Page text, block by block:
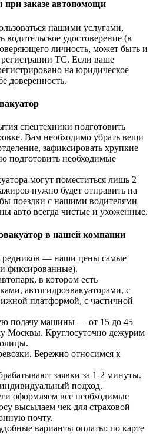
заказе автопомощи
нашими услугами,
водительское удостоверение (в
личность, может быть и
регистрации ТС. Если ваше
на юридическое
доверенность.
спецтехники подготовить
Вам необходимо убрать вещи
зафиксировать хрупкие
подготовить необходимые
могут поместиться лишь 2
нужно будет отправить на
поездки с нашими водителями
авто всегда чистые и ухоженные.
в нашей компании
— наши цены самые
фиксированные).
в котором есть
автогидроэвакуаторами, с
платформой, с частичной
подачу машины — от 15 до 45
Москвы. Круглосуточно дежурим
Бережно относимся к
заявки за 1-2 минуты.
подход.
оформляем все необходимые
высылаем чек для страховой
почту.
варианты оплаты: по карте